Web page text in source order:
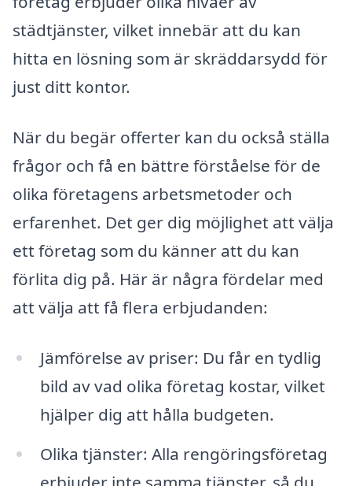
städtjänster, vilket innebär att du kan
hitta en lösning som är skräddarsydd för
just ditt kontor.
När du begär offerter kan du också ställa
frågor och få en bättre förståelse för de
olika företagens arbetsmetoder och
erfarenhet. Det ger dig möjlighet att välja
ett företag som du känner att du kan
förlita dig på. Här är några fördelar med
att välja att få flera erbjudanden:
Jämförelse av priser: Du får en tydlig
bild av vad olika företag kostar, vilket
hjälper dig att hålla budgeten.
Olika tjänster: Alla rengöringsföretag